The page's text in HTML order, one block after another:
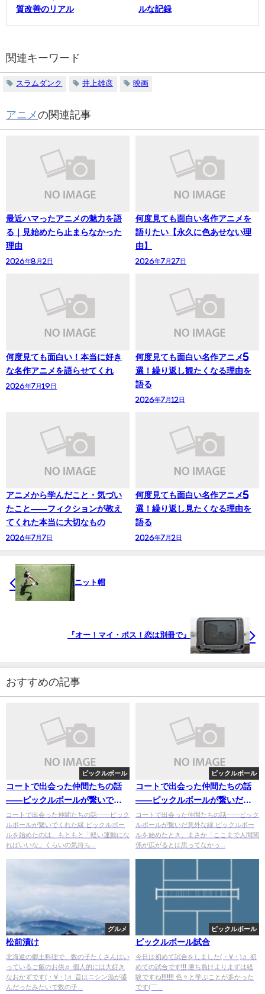
質改善のリアル
ルな記録
関連キーワード
スラムダンク 井上雄彦 映画
アニメの関連記事
最近ハマったアニメの魅力を語
る｜見始めたら止まらなかった
理由
2026年8月2日
何度見ても面白い名作アニメを
語りたい【永久に色あせない理
由】
2026年7月27日
何度見ても面白い！本当に好き
な名作アニメを語らせてくれ
2026年7月19日
何度見ても面白い名作アニメ5
選！繰り返し観たくなる理由を
語る
2026年7月12日
アニメから学んだこと・気づい
たこと——フィクションが教え
てくれた本当に大切なもの
2026年7月7日
何度見ても面白い名作アニメ5
選！繰り返し見たくなる理由を
語る
2026年7月2日
ニット帽
『オー！マイ・ボス！恋は別冊で』
おすすめの記事
ピックルボール
コートで出会った仲間たちの話
——ピックルボールが繋いでく
れた縁
コートで出会った仲間たちの話——ピック
ルボールが繋いでくれた縁 ピックルボー
ルを始めたのは、もともと「軽い運動にな
ればいいな」くらいの気持ち...
ピックルボール
コートで出会った仲間たちの話
——ピックルボールが繋いだ意
外な縁
コートで出会った仲間たちの話——ピック
ルボールが繋いだ意外な縁 ピックルボー
ルを始めたとき、まさか「ここまで人間関
係が広がるとは思ってなかっ...
グルメ
松前漬け
北海道の郷土料理で、数の子たくさんはい
っているご飯のお供♬ 個人的には大好き
なおかずです(・∀・)♬ 昔はニシン漁が盛
んだったみたいで数の子...
ピックルボール
ピックルボール試合
今日は初めて試合をしました(・∀・)♬ 初
めての試合です!!! 勝ち負けよりまずは経
験ですね!!!!!!! 色々と学ぶことが多かった
です(￣...